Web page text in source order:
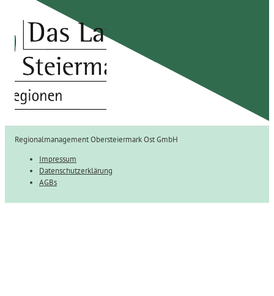
Regionalmanagement Obersteiermark Ost GmbH
Impressum
Datenschutzerklärung
AGBs